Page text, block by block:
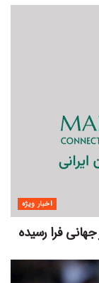
اخبار ویژه
فرا رسیده